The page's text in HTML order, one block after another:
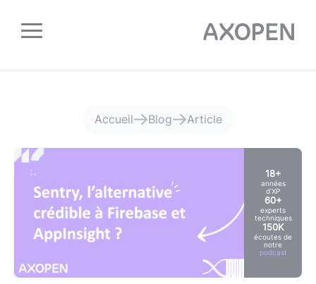
Accueil Blog Article
18+
années
d'XP
60+
experts
techniques
150K
écoutes de
notre
podcast